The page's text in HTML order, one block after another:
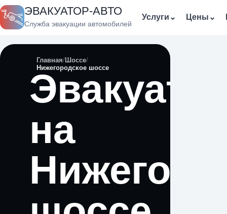
ЭВАКУАТОР-АВТО
Служба эвакуации автомобилей
Услуги ⌄ Цены ⌄
Главная Шоссе
Нижегородское шоссе
на